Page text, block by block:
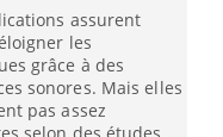
assurent
les
grâce à des
sonores. Mais elles
pas assez